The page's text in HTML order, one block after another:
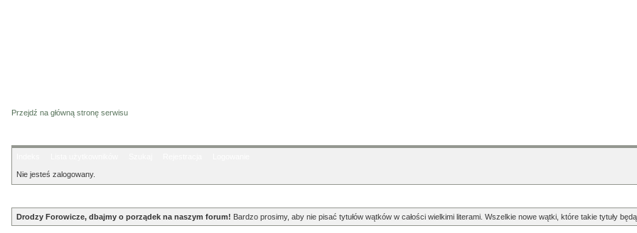
Przejdź na główną stronę serwisu
Nie jesteś zalogowany.
Drodzy Forowicze, dbajmy o porządek na naszym forum! Bardzo prosimy, aby nie pisać tytułów wątków w całości wielkimi literami. Wszelkie nowe wątki, które takie tytuły